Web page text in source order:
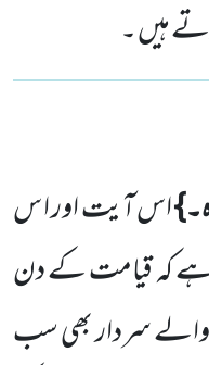
ہیں ۔
اس آیت اور ا س
کہ قیامت کے دن
والے سردار بھی سب